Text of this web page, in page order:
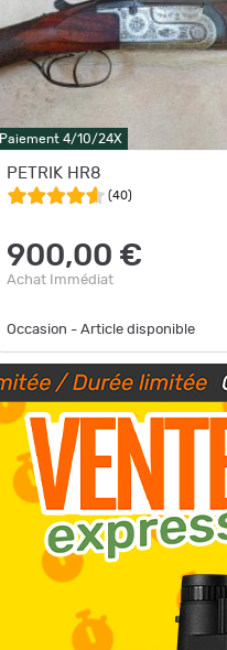
Paiement 4/10/24X
PETRIK HR8
(40)
900,00 €
Achat Immédiat
Occasion - Article disponible